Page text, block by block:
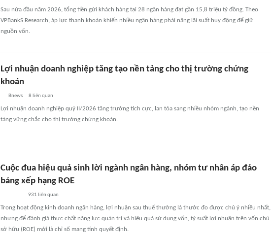
Sau nửa đầu năm 2026, tổng tiền gửi khách hàng tại 28 ngân hàng đạt gần 15,8 triệu tỷ đồng. Theo
VPBankS Research, áp lực thanh khoản khiến nhiều ngân hàng phải nâng lãi suất huy động để giữ
nguồn vốn.
Lợi nhuận doanh nghiệp tăng tạo nền tảng cho thị trường chứng
khoán
Bnews 8 liên quan
Lợi nhuận doanh nghiệp quý II/2026 tăng trưởng tích cực, lan tỏa sang nhiều nhóm ngành, tạo nền
tảng vững chắc cho thị trường chứng khoán.
Cuộc đua hiệu quả sinh lời ngành ngân hàng, nhóm tư nhân áp đảo
bảng xếp hạng ROE
931 liên quan
Trong hoạt động kinh doanh ngân hàng, lợi nhuận sau thuế thường là thước đo được chú ý nhiều nhất,
nhưng để đánh giá thực chất năng lực quản trị và hiệu quả sử dụng vốn, tỷ suất lợi nhuận trên vốn chủ
sở hữu (ROE) mới là chỉ số mang tính quyết định.